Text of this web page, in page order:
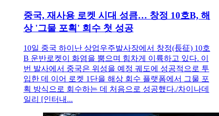
중국, 재사용 로켓 시대 성큼… 창정 10호B, 해
상 '그물 포획' 회수 첫 성공
10일 중국 하이난 상업우주발사장에서 창정(長征) 10호
B 운반로켓이 화염을 뿜으며 힘차게 이륙하고 있다. 이
번 발사에서 중국은 위성을 예정 궤도에 성공적으로 투
입한 데 이어 로켓 1단을 해상 회수 플랫폼에서 그물 포
획 방식으로 회수하는 데 처음으로 성공했다./차이나데
일리 [인터내...